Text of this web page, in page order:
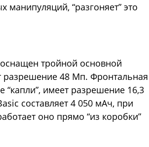
“разгоняет” это
тройной основной
разрешение 48 Мп. Фронтальная
имеет разрешение 16,3
составляет 4 050 мАч, при
оно прямо “из коробки”